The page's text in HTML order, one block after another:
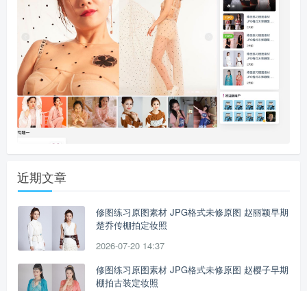
近期文章
修图练习原图素材 JPG格式未修原图 赵丽颖早期
楚乔传棚拍定妆照
2026-07-20 14:37
修图练习原图素材 JPG格式未修原图 赵樱子早期
棚拍古装定妆照